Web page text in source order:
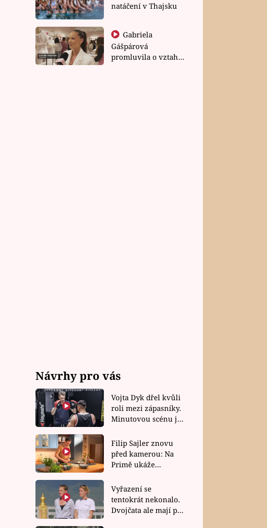
natáčení v Thajsku
Gabriela
Gášpárová
promluvila o vztahu
Návrhy pro vás
Vojta Dyk dřel kvůli
roli mezi zápasníky.
Minutovou scénu jel
Filip Sajler znovu
před kamerou: Na
Primě ukáže
rychlé recepty
Vyřazení se
tentokrát nekonalo.
Dvojčata ale mají po